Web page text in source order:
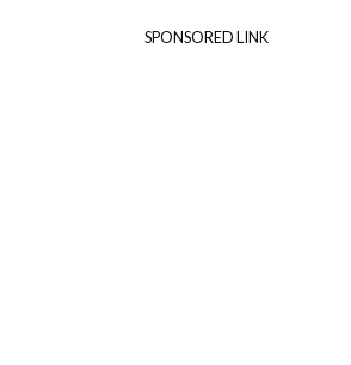
SPONSORED LINK